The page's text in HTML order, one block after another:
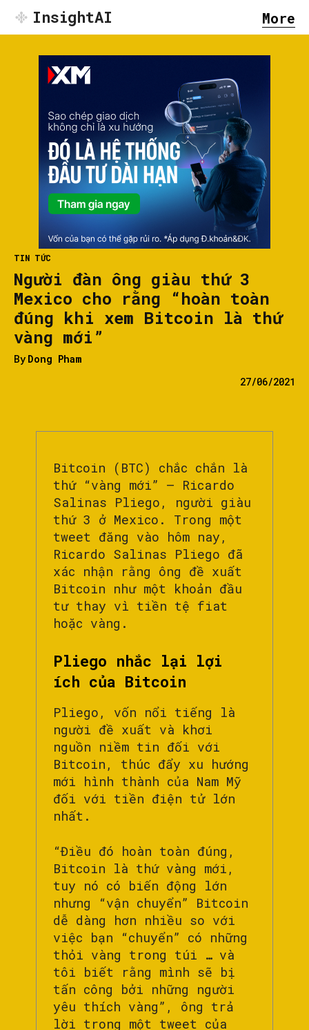
InsightAI More
TIN TỨC
Người đàn ông giàu thứ 3
Mexico cho rằng “hoàn toàn
đúng khi xem Bitcoin là thứ
vàng mới”
By Dong Pham
27/06/2021
Bitcoin (BTC) chắc chắn là
thứ “vàng mới” – Ricardo
Salinas Pliego, người giàu
thứ 3 ở Mexico. Trong một
tweet đăng vào hôm nay,
Ricardo Salinas Pliego đã
xác nhận rằng ông đề xuất
Bitcoin như một khoản đầu
tư thay vì tiền tệ fiat
hoặc vàng.
Pliego nhắc lại lợi
ích của Bitcoin
Pliego, vốn nổi tiếng là
người đề xuất và khơi
nguồn niềm tin đối với
Bitcoin, thúc đẩy xu hướng
mới hình thành của Nam Mỹ
đối với tiền điện tử lớn
nhất.
“Điều đó hoàn toàn đúng,
Bitcoin là thứ vàng mới,
tuy nó có biến động lớn
nhưng “vận chuyển” Bitcoin
dễ dàng hơn nhiều so với
việc bạn “chuyển” có những
thỏi vàng trong túi … và
tôi biết rằng mình sẽ bị
tấn công bởi những người
yêu thích vàng”, ông trả
lời trong một tweet của